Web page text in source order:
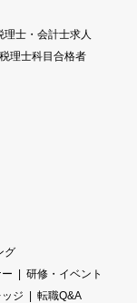
士・会計士求人
税理士科目合格者
グ
研修・イベント
ジ 転職Q&A